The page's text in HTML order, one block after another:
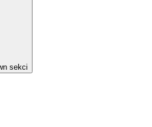
sekci